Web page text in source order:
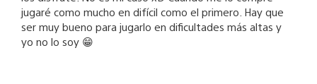
jugaré como mucho en difícil como el primero. Hay que
ser muy bueno para jugarlo en dificultades más altas y
yo no lo soy 😁